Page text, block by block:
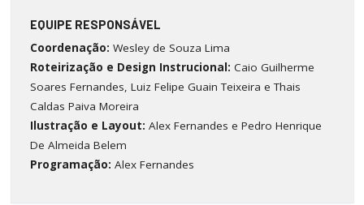
EQUIPE RESPONSÁVEL
Coordenação: Wesley de Souza Lima
Roteirização e Design Instrucional: Caio Guilherme
Soares Fernandes, Luiz Felipe Guain Teixeira e Thais
Caldas Paiva Moreira
Ilustração e Layout: Alex Fernandes e Pedro Henrique
De Almeida Belem
Programação: Alex Fernandes